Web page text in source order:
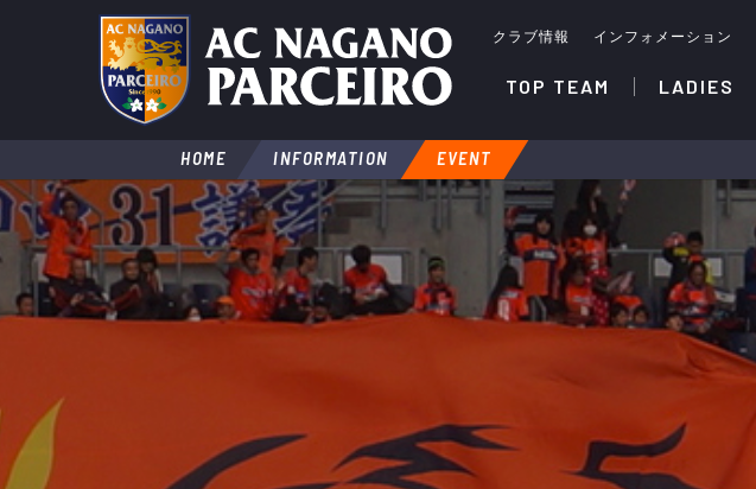
クラブ情報 インフォメーション
TOP TEAM LADIES
HOME INFORMATION EVENT